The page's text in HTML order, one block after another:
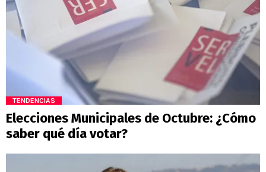
TENDENCIAS
Elecciones Municipales de Octubre: ¿Cómo
saber qué día votar?